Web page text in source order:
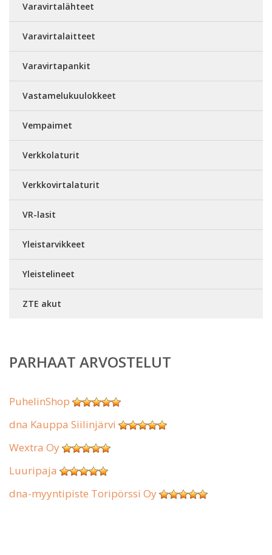
Varavirtalähteet
Varavirtalaitteet
Varavirtapankit
Vastamelukuulokkeet
Vempaimet
Verkkolaturit
Verkkovirtalaturit
VR-lasit
Yleistarvikkeet
Yleistelineet
ZTE akut
PARHAAT ARVOSTELUT
PuhelinShop
dna Kauppa Siilinjärvi
Wextra Oy
Luuripaja
dna-myyntipiste Toripörssi Oy